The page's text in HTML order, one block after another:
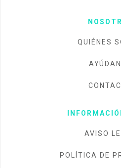
QUIÉNES
AVISO
POLÍTICA DE